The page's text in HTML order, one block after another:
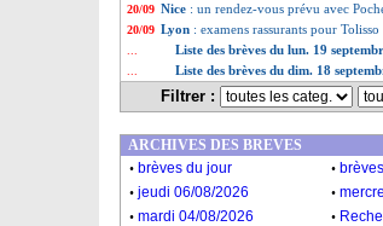
20/09 Nice : un rendez-vous prévu avec
20/09 Lyon : examens rassurants pour Tolisso
Liste des brèves du lun. 19
Liste des brèves du dim. 18
Filtrer :
ARCHIVES DES BREVES
. brèves du jour .
. jeudi 06/08/2026 .
. mardi 04/08/2026 .